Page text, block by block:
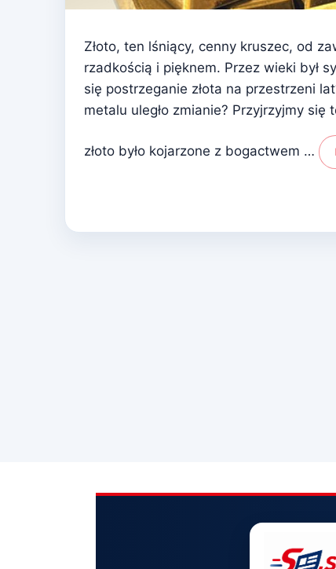
Złoto, ten lśniący, cenny kruszec, od
rzadkością i pięknem. Przez wieki był
się postrzeganie złota na przestrzeni
metalu uległo zmianie? Przyjrzyjmy
złoto było kojarzone z bogactwem …